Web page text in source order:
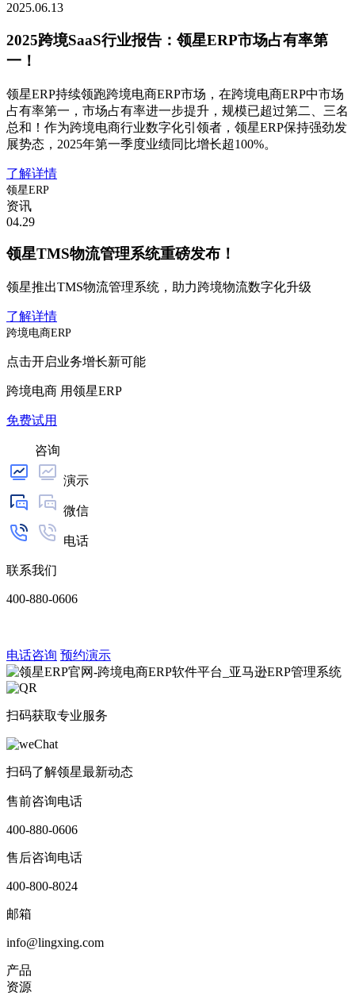
2025.06.13
2025跨境SaaS行业报告：领星ERP市场占有率第
一！
领星ERP持续领跑跨境电商ERP市场，在跨境电商ERP中市场
占有率第一，市场占有率进一步提升，规模已超过第二、三名
总和！作为跨境电商行业数字化引领者，领星ERP保持强劲发
展势态，2025年第一季度业绩同比增长超100%。
了解详情
领星ERP
资讯
04.29
领星TMS物流管理系统重磅发布！
领星推出TMS物流管理系统，助力跨境物流数字化升级
了解详情
跨境电商ERP
点击开启业务增长新可能
跨境电商 用领星ERP
免费试用
咨询
演示
微信
电话
联系我们
400-880-0606
电话咨询 预约演示
扫码获取专业服务
扫码了解领星最新动态
售前咨询电话
400-880-0606
售后咨询电话
400-800-8024
邮箱
info@lingxing.com
产品
资源